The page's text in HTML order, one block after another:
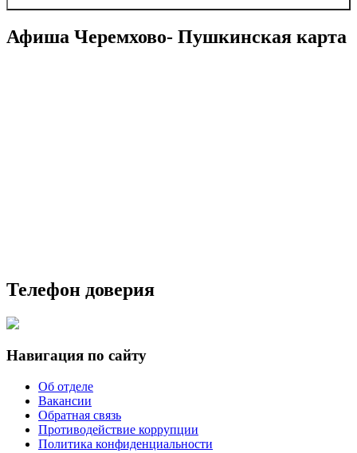
Афиша Черемхово- Пушкинская карта
Телефон доверия
Навигация по сайту
Об отделе
Вакансии
Обратная связь
Противодействие коррупции
Политика конфиденциальности